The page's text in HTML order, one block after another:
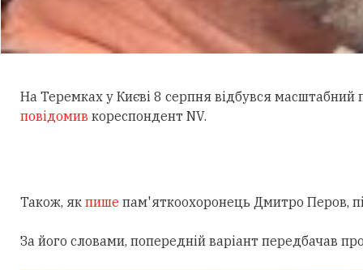
На Теремках у Києві 8 серпня відбувся масштабний
повідомив кореспондент NV.
Також, як пише пам'яткоохоронець Дмитро Перов,
За його словами, попередній варіант передбачав